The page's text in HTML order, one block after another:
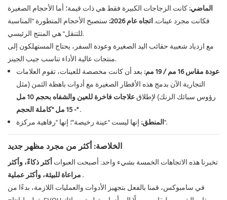
الماضي:كانت الزجاجات الكبيرة فقط هي ذات قيمة؛ أما الأحجام الصغيرة
فكانت مجرد عينات.اتجاه عام 2026:
ستصبح الأحجام المتطورة "المناسبة
للتنقل" هي المنتج الرئيسي.
مع ازدياد شعبية حقائب اليد الصغيرة وعودة السفر، يحتاج المستهلكون إلى
منتجات عالية الأداء تناسب جيب الجينز.
عودة مقاس 16 مم / 19 مم:
بعد أن كانت مخصصة للعينات، تقوم العلامات
التجارية الآن بدمج هذه الأقطار الصغيرة مع أدوات باهظة الثمن (مثل
رؤوس سبائك الزنك) لإطلاق
علاجات فاخرة للعين والشفاه بحجم 10 مل
- 15 مل "كاملة الحجم".
المنطق:إنها ليست "عينة رخيصة"؛ إنها "رفاهية مركزة".
الخلاصة: أكثر من مجرد مظهر جديد
تخبرنا هذه الاتجاهات الخمسة بشيء واحد: أصبحت العبواتأكثر ذكاءً، وأكثر
مراعاة للبيئة، وأكثر عملية.
في سامبوكس، قمنا بالفعل بتجهيز الأدوات والعمليات اللازمة، بدءًا من